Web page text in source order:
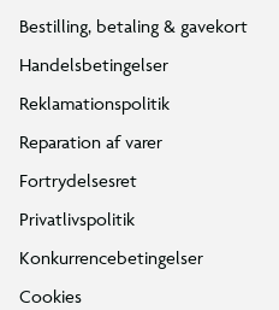
Bestilling, betaling & gavekort
Handelsbetingelser
Reklamationspolitik
Reparation af varer
Fortrydelsesret
Privatlivspolitik
Konkurrencebetingelser
Cookies